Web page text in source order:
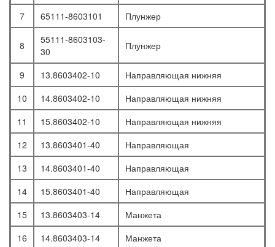
7 65111-8603101 Плунжер
8
55111-8603103-
30
Плунжер
9 13.8603402-10
Направляющая нижняя
10
14.8603402-10
Направляющая нижняя
11
15.8603402-10
Направляющая нижняя
12
13.8603401-40
Направляющая
13
14.8603401-40
Направляющая
14
15.8603401-40
Направляющая
15
13.8603403-14
Манжета
16
14.8603403-14
Манжета